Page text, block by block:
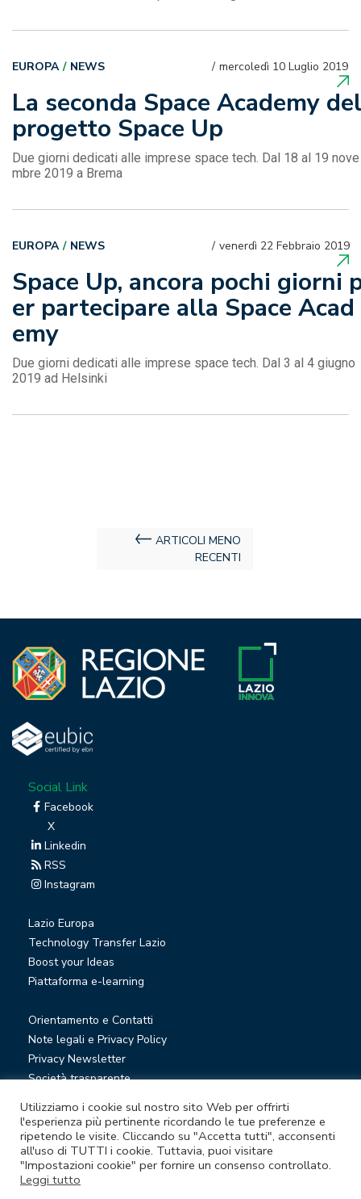
La seconda Space Academy del
progetto Space Up
mercoledì 10 Luglio 2019
EUROPA NEWS
Due giorni dedicati alle imprese space tech. Dal 18 al 19 nove
mbre 2019 a Brema
Space Up, ancora pochi giorni
er partecipare alla Space Acad
emy
venerdì 22 Febbraio 2019
EUROPA NEWS
Due giorni dedicati alle imprese space tech. Dal 3 al 4 giugno
2019 ad Helsinki
ARTICOLI MENO
RECENTI
Social Link
Facebook
X
Linkedin
RSS
Instagram
Lazio Europa
Technology Transfer Lazio
Boost your Ideas
Piattaforma e-learning
Orientamento e Contatti
Note legali e Privacy Policy
Privacy Newsletter
Società trasparente
© Lazio Innova S.p.A. società soggetta a direzione e
coordinamento della Regione Lazio
Sede legale Via Marco Aurelio 26 A - 00184 Roma
Utilizziamo i cookie sul nostro sito Web per offrirti
l'esperienza più pertinente ricordando le tue preferenze e
ripetendo le visite. Cliccando su "Accetta tutti", acconsenti
all'uso di TUTTI i cookie. Tuttavia, puoi visitare
"Impostazioni cookie" per fornire un consenso controllato.
Leggi tutto